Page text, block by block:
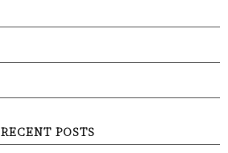
RECENT POSTS